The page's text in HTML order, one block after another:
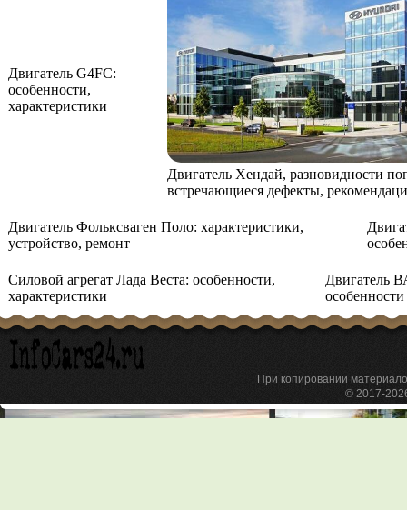
Двигатель G4FC:
особенности,
характеристики
Двигатель Хендай, разновидности
встречающиеся дефекты,
Двигатель Фольксваген Поло: характеристики,
устройство, ремонт
Силовой агрегат Лада Веста: особенности,
характеристики
Двигатель
особенности
При копировании
© 2017-